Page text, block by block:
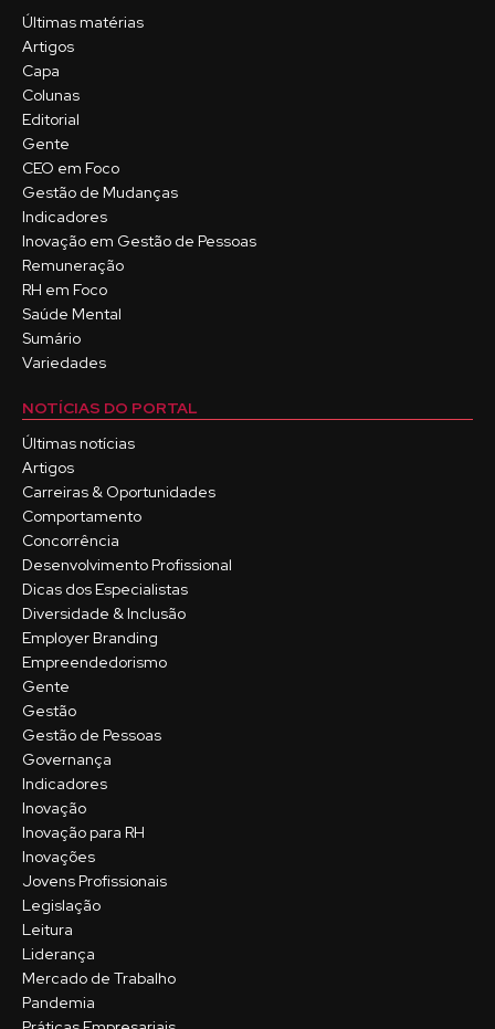
Últimas matérias
Artigos
Capa
Colunas
Editorial
Gente
CEO em Foco
Gestão de Mudanças
Indicadores
Inovação em Gestão de Pessoas
Remuneração
RH em Foco
Saúde Mental
Sumário
Variedades
NOTÍCIAS DO PORTAL
Últimas notícias
Artigos
Carreiras & Oportunidades
Comportamento
Concorrência
Desenvolvimento Profissional
Dicas dos Especialistas
Diversidade & Inclusão
Employer Branding
Empreendedorismo
Gente
Gestão
Gestão de Pessoas
Governança
Indicadores
Inovação
Inovação para RH
Inovações
Jovens Profissionais
Legislação
Leitura
Liderança
Mercado de Trabalho
Pandemia